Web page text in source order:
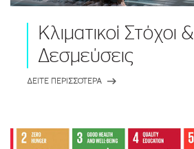
Κλιματικοί Στόχοι &
Δεσμεύσεις
ΔΕΙΤΕ ΠΕΡΙΣΣΟΤΕΡΑ